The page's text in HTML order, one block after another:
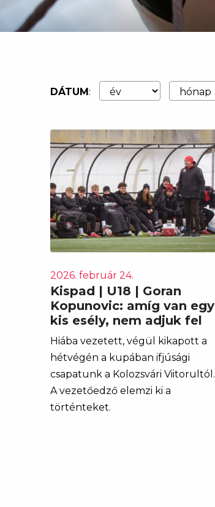
DÁTUM:
2026. február 24.
Kispad | U18 | Goran
Kopunovic: amíg van egy
kis esély, nem adjuk fel
Hiába vezetett, végül kikapott a
hétvégén a kupában ifjúsági
csapatunk a Kolozsvári Viitorultól.
A vezetőedző elemzi ki a
történteket.